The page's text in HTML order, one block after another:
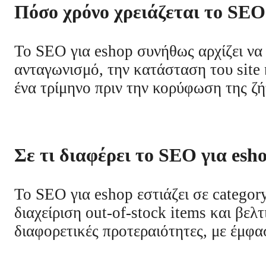
Πόσο χρόνο χρειάζεται το
Το SEO για eshop συνήθως αρχίζει
ανταγωνισμό, την κατάσταση του site
ένα τρίμηνο πριν την κορύφωση της
Σε τι διαφέρει το SEO για
Το SEO για eshop εστιάζει σε
διαχείριση out-of-stock items και
διαφορετικές προτεραιότητες, με